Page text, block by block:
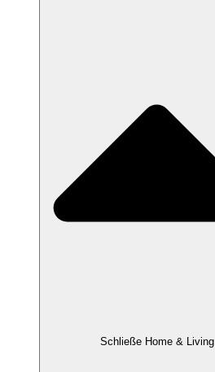
Schließe Home & Living